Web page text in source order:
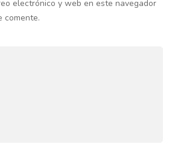
electrónico y web en este navegador
comente.